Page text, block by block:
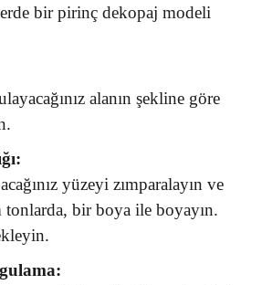
bir pirinç dekopaj modeli
alanın şekline göre
yüzeyi zımparalayın ve
tonlarda, bir boya ile boyayın.